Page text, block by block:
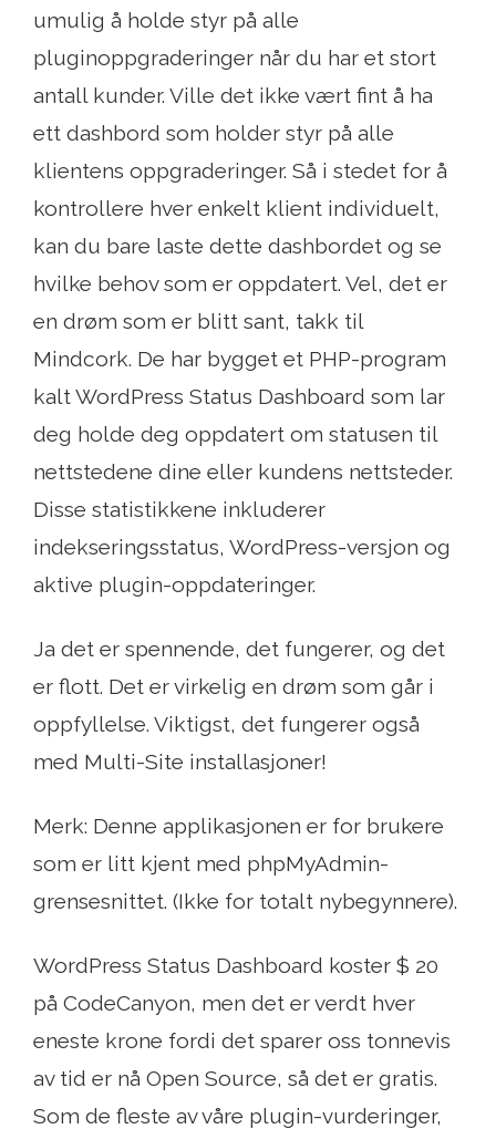
umulig å holde styr på alle
pluginoppgraderinger når du har et stort
antall kunder. Ville det ikke vært fint å ha
ett dashbord som holder styr på alle
klientens oppgraderinger. Så i stedet for å
kontrollere hver enkelt klient individuelt,
kan du bare laste dette dashbordet og se
hvilke behov som er oppdatert. Vel, det er
en drøm som er blitt sant, takk til
Mindcork. De har bygget et PHP-program
kalt WordPress Status Dashboard som lar
deg holde deg oppdatert om statusen til
nettstedene dine eller kundens nettsteder.
Disse statistikkene inkluderer
indekseringsstatus, WordPress-versjon og
aktive plugin-oppdateringer.
Ja det er spennende, det fungerer, og det
er flott. Det er virkelig en drøm som går i
oppfyllelse. Viktigst, det fungerer også
med Multi-Site installasjoner!
Merk: Denne applikasjonen er for brukere
som er litt kjent med phpMyAdmin-
grensesnittet. (Ikke for totalt nybegynnere).
WordPress Status Dashboard koster $ 20
på CodeCanyon, men det er verdt hver
eneste krone fordi det sparer oss tonnevis
av tid er nå Open Source, så det er gratis.
Som de fleste av våre plugin-vurderinger,